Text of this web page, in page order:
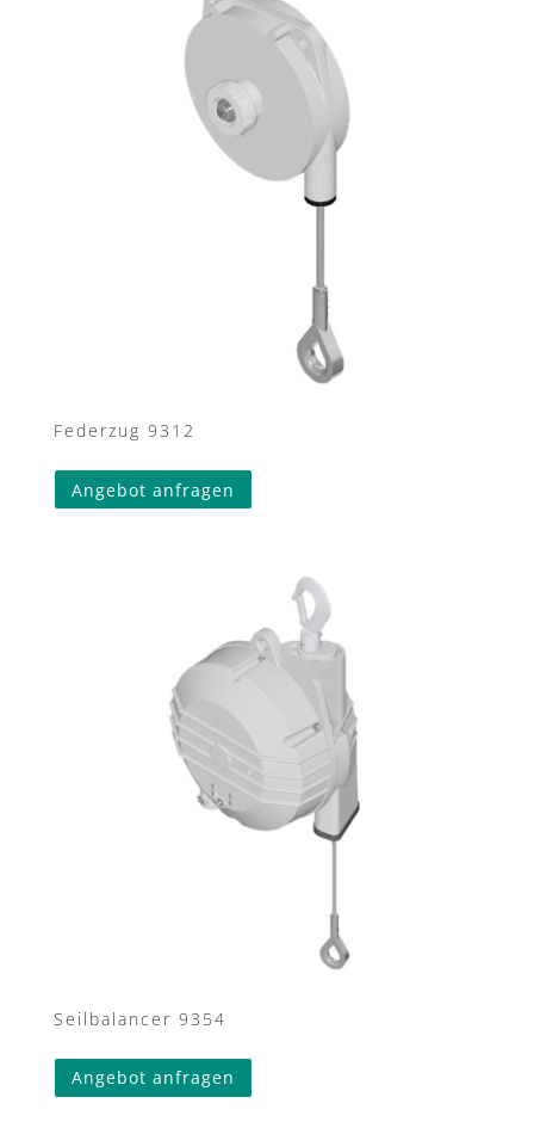
Federzug 9312
Angebot anfragen
Seilbalancer 9354
Angebot anfragen